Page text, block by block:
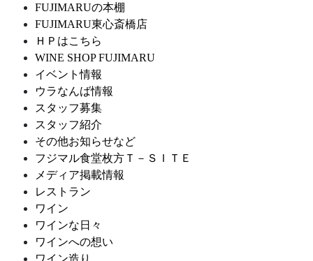
FUJIMARUの本棚
FUJIMARU東心斎橋店
ＨＰはこちら
WINE SHOP FUJIMARU
イベント情報
ウラなんば情報
スタッフ募集
スタッフ紹介
その他お知らせなど
フジマル食堂枚方Ｔ－ＳＩＴＥ
メディア掲載情報
レストラン
ワイン
ワインな日々
ワインへの想い